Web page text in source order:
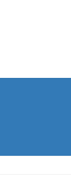
へ
ョ